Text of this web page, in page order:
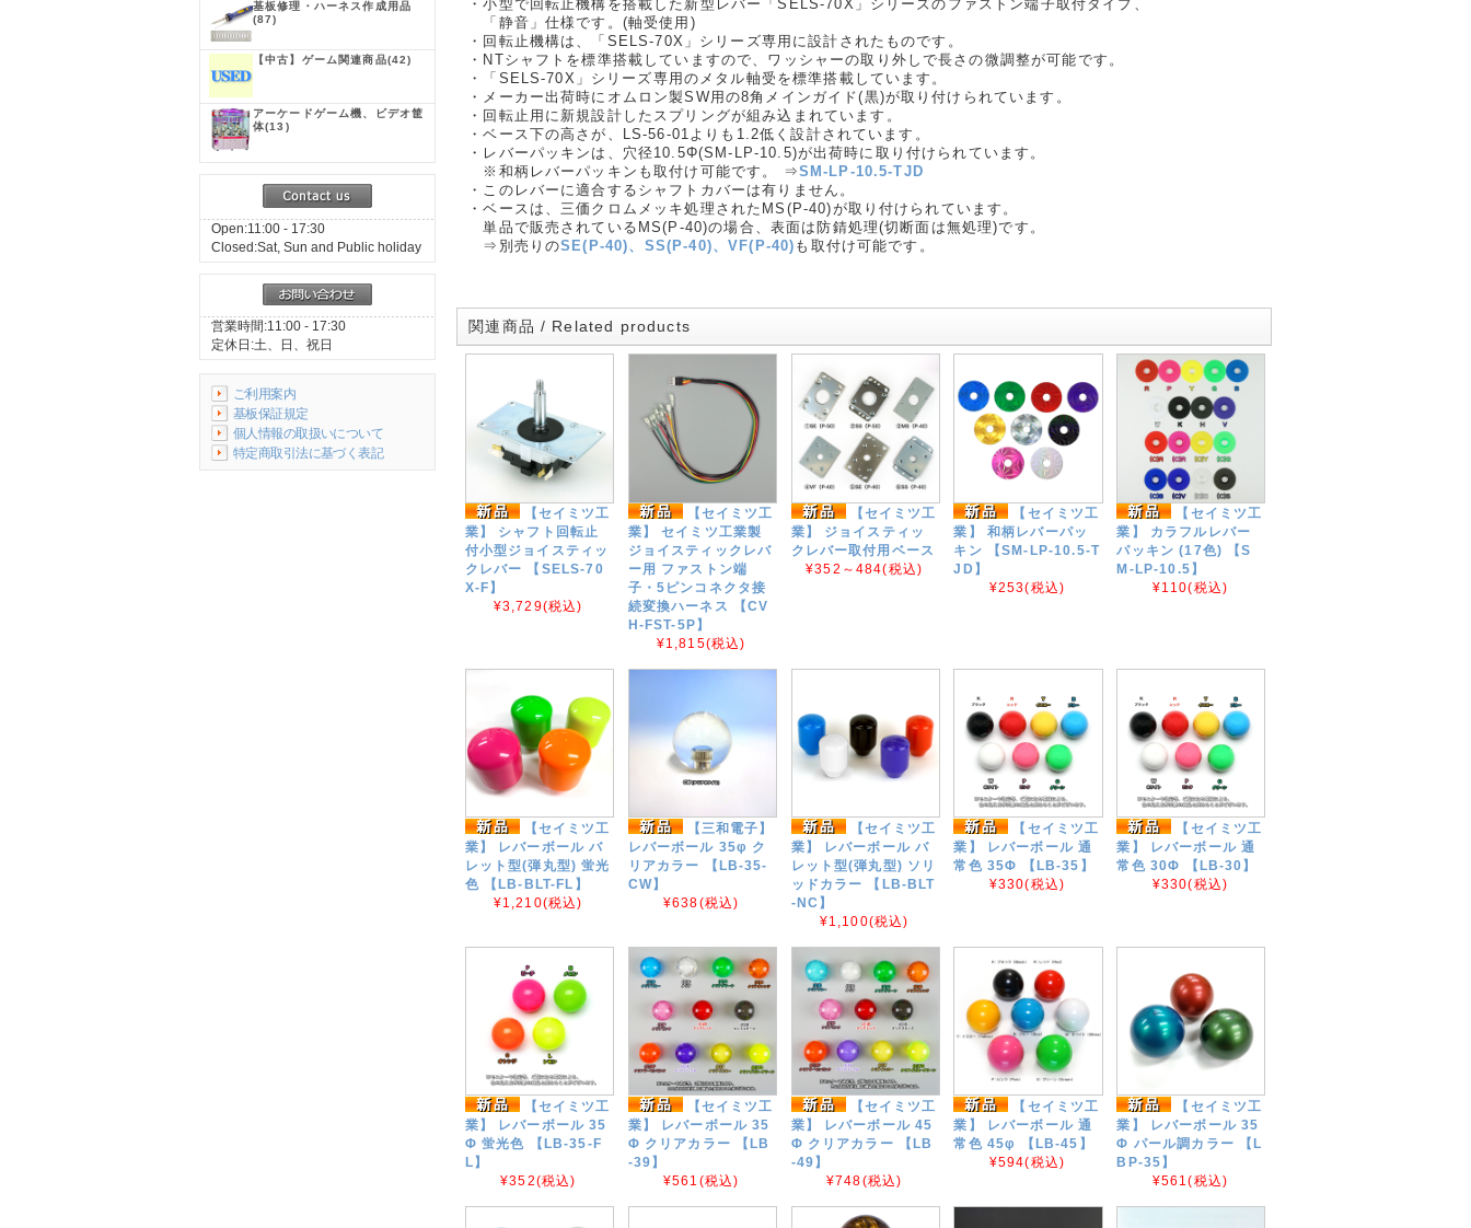
基板修理・ハーネス作成用品
(87)
【中古】ゲーム関連商品(42)
アーケードゲーム機、ビデオ筐
体(13)
Open:11:00 - 17:30
Closed:Sat, Sun and Public holiday
営業時間:11:00 - 17:30
定休日:土、日、祝日
ご利用案内
基板保証規定
個人情報の取扱いについて
特定商取引法に基づく表記
・小型で回転止機構を搭載した新型レバー「SELS-70X」シリーズのファストン端子取付タイプ、
「静音」仕様です。(軸受使用)
・回転止機構は、「SELS-70X」シリーズ専用に設計されたものです。
・NTシャフトを標準搭載していますので、ワッシャーの取り外しで長さの微調整が可能です。
・「SELS-70X」シリーズ専用のメタル軸受を標準搭載しています。
・メーカー出荷時にオムロン製SW用の8角メインガイド(黒)が取り付けられています。
・回転止用に新規設計したスプリングが組み込まれています。
・ベース下の高さが、LS-56-01よりも1.2低く設計されています。
・レバーパッキンは、穴径10.5Φ(SM-LP-10.5)が出荷時に取り付けられています。
※和柄レバーパッキンも取付け可能です。 ⇒SM-LP-10.5-TJD
・このレバーに適合するシャフトカバーは有りません。
・ベースは、三価クロムメッキ処理されたMS(P-40)が取り付けられています。
単品で販売されているMS(P-40)の場合、表面は防錆処理(切断面は無処理)です。
⇒別売りのSE(P-40)、SS(P-40)、VF(P-40) も取付け可能です。
関連商品 / Related products
【セイミツ工
業】 シャフト回転止
付小型ジョイスティッ
クレバー 【SELS-70
X-F】
¥3,729(税込)
【セイミツ工
業】 セイミツ工業製
ジョイスティックレバ
ー用 ファストン端
子・5ピンコネクタ接
続変換ハーネス 【CV
H-FST-5P】
¥1,815(税込)
【セイミツ工
業】 ジョイスティッ
クレバー取付用ベース
¥352～484(税込)
【セイミツ工
業】 和柄レバーパッ
キン 【SM-LP-10.5-T
JD】
¥253(税込)
【セイミツ工
業】 カラフルレバー
パッキン (17色) 【S
M-LP-10.5】
¥110(税込)
【セイミツ工
業】 レバーボール バ
レット型(弾丸型) 蛍光
色 【LB-BLT-FL】
¥1,210(税込)
【三和電子】
レバーボール 35φ ク
リアカラー 【LB-35-
CW】
¥638(税込)
【セイミツ工
業】 レバーボール バ
レット型(弾丸型) ソリ
ッドカラー 【LB-BLT
-NC】
¥1,100(税込)
【セイミツ工
業】 レバーボール 通
常色 35Φ 【LB-35】
¥330(税込)
【セイミツ工
業】 レバーボール 通
常色 30Φ 【LB-30】
¥330(税込)
【セイミツ工
業】 レバーボール 35
Φ 蛍光色 【LB-35-F
L】
¥352(税込)
【セイミツ工
業】 レバーボール 35
Φ クリアカラー 【LB
-39】
¥561 (税込)
【セイミツ工
業】 レバーボール 45
Φ クリアカラー 【LB
-49】
¥748(税込)
【セイミツ工
業】 レバーボール 通
常色 45φ 【LB-45】
¥594(税込)
【セイミツ工
業】 レバーボール 35
Φ パール調カラー 【L
BP-35】
¥561(税込)